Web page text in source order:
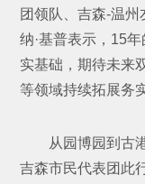
团领队、吉森-温州
纳·基普表示，15
实基础，期待未来
等领域持续拓展务
从园博园到古
吉森市民代表团此